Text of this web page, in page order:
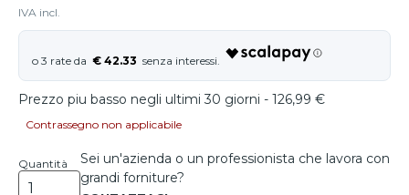
IVA incl.
€ 42.33
Prezzo piu basso negli ultimi 30 giorni - 126,99 €
Contrassegno non applicabile
Quantità
Sei un'azienda o un professionista che lavora con
grandi forniture?